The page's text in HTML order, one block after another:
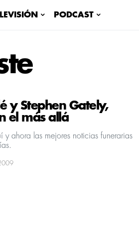
PODCAST
y Stephen Gately,
el más allá
y ahora las mejores noticias funerarias